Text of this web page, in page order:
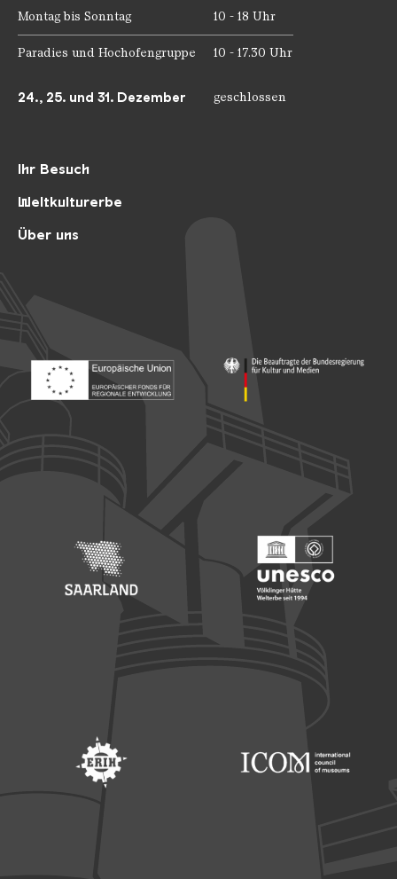
Ihr Besuch
Weltkulturerbe
Über uns
Montag bis Sonntag 10 - 18 Uhr
Paradies und Hochofengruppe 10 - 17.30 Uhr
24., 25. und 31. Dezember geschlossen